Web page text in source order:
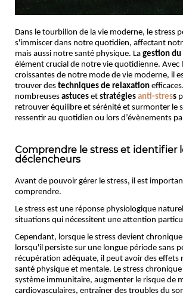
Dans le tourbillon de la vie moderne, le stress
s'immiscer dans notre quotidien, affectant
mais aussi notre santé physique. La gestion du
élément crucial de notre vie quotidienne. Avec
croissantes de notre mode de vie moderne, il
trouver des techniques de relaxation
nombreuses astuces et stratégies anti-stress
retrouver équilibre et sérénité et surmonter le
ressentir au quotidien ou lors d’évènements
Comprendre le stress et identifier
déclencheurs
Avant de pouvoir gérer le stress, il est
comprendre.
Le stress est une réponse physiologique
situations qui nécessitent une attention
Cependant, lorsque le stress devient
lorsqu'il persiste sur une longue période sans
récupération adéquate, il peut avoir des effets
santé physique et mentale. Le stress
système immunitaire, augmenter le risque de
cardiovasculaires, entraîner des troubles du